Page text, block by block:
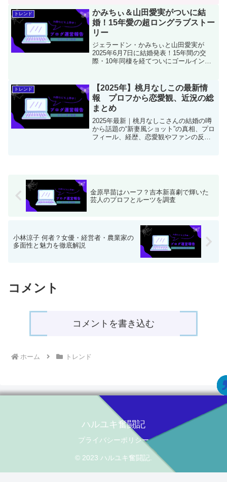
持を得る「知性と戦略」の秘密をわかり
やすく整理します。
トレンド
かみちぃ＆山田愛実がついに結
婚！15年愛の超ロングラブストー
リー
ジェラードン・かみちぃと山田愛実が
2025年6月7日に結婚発表！15年間の交
際・10年同棲を経てついにゴールイン。
の絆と愛に満ちた結婚エピソードをお届
けします。
トレンド
【2025年】桃月なしこの最新情
報 プロフから恋愛観、近況の総
まとめ
2025年最新｜桃月なしこさんの結婚の噂
から話題の“新妻風ショット”の真相、プロ
フィール、経歴、恋愛観やファンの反応
金原早苗はハーフ？吉本新喜劇で輝いた
芸人のプロフとルーツを調査
小林涼子 何者？女優・経営者・農業家の
多面性と魅力を徹底解説
コメント
コメントを書き込む
ホーム トレンド
ハルユキ奮闘記
プライバシーポリシー
© 2023 ハルユキ奮闘記.